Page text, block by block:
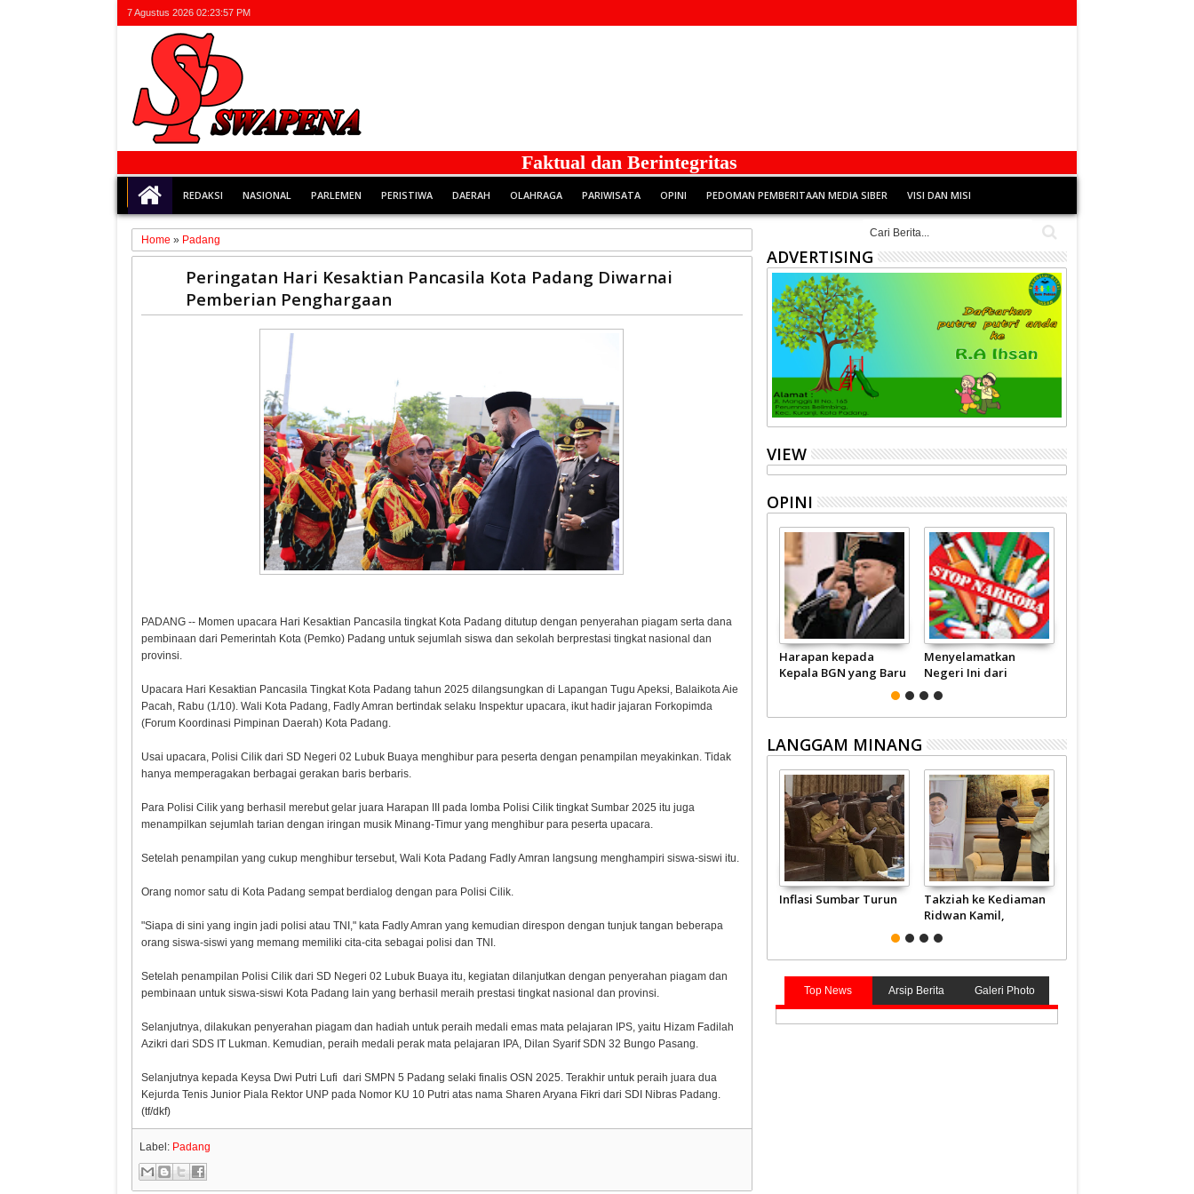
7 Agustus 2026 02:23:58 PM
Faktual dan Berintegritas
REDAKSI NASIONAL PARLEMEN PERISTIWA DAERAH OLAHRAGA PARIWISATA OPINI PEDOMAN PEMBERITAAN MEDIA SIBER VISI DAN MISI
Home » Padang
Peringatan Hari Kesaktian Pancasila Kota Padang Diwarnai
Pemberian Penghargaan
PADANG -- Momen upacara Hari Kesaktian Pancasila tingkat Kota Padang ditutup dengan penyerahan piagam serta dana
pembinaan dari Pemerintah Kota (Pemko) Padang untuk sejumlah siswa dan sekolah berprestasi tingkat nasional dan
provinsi.
Upacara Hari Kesaktian Pancasila Tingkat Kota Padang tahun 2025 dilangsungkan di Lapangan Tugu Apeksi, Balaikota Aie
Pacah, Rabu (1/10). Wali Kota Padang, Fadly Amran bertindak selaku Inspektur upacara, ikut hadir jajaran Forkopimda
(Forum Koordinasi Pimpinan Daerah) Kota Padang.
Usai upacara, Polisi Cilik dari SD Negeri 02 Lubuk Buaya menghibur para peserta dengan penampilan meyakinkan. Tidak
hanya memperagakan berbagai gerakan baris berbaris.
Para Polisi Cilik yang berhasil merebut gelar juara Harapan III pada lomba Polisi Cilik tingkat Sumbar 2025 itu juga
menampilkan sejumlah tarian dengan iringan musik Minang-Timur yang menghibur para peserta upacara.
Setelah penampilan yang cukup menghibur tersebut, Wali Kota Padang Fadly Amran langsung menghampiri siswa-siswi itu.
Orang nomor satu di Kota Padang sempat berdialog dengan para Polisi Cilik.
"Siapa di sini yang ingin jadi polisi atau TNI," kata Fadly Amran yang kemudian direspon dengan tunjuk tangan beberapa
orang siswa-siswi yang memang memiliki cita-cita sebagai polisi dan TNI.
Setelah penampilan Polisi Cilik dari SD Negeri 02 Lubuk Buaya itu, kegiatan dilanjutkan dengan penyerahan piagam dan
pembinaan untuk siswa-siswi Kota Padang lain yang berhasil meraih prestasi tingkat nasional dan provinsi.
Selanjutnya, dilakukan penyerahan piagam dan hadiah untuk peraih medali emas mata pelajaran IPS, yaitu Hizam Fadilah
Azikri dari SDS IT Lukman. Kemudian, peraih medali perak mata pelajaran IPA, Dilan Syarif SDN 32 Bungo Pasang.
Selanjutnya kepada Keysa Dwi Putri Lufi dari SMPN 5 Padang selaki finalis OSN 2025. Terakhir untuk peraih juara dua
Kejurda Tenis Junior Piala Rektor UNP pada Nomor KU 10 Putri atas nama Sharen Aryana Fikri dari SDI Nibras Padang.
(tf/dkf)
Label: Padang
ADVERTISING
VIEW
OPINI
Harapan kepada
Kepala BGN yang Baru
Menyelamatkan
Negeri Ini dari
Narkoba
LANGGAM MINANG
Inflasi Sumbar Turun
Takziah ke Kediaman
Ridwan Kamil,
Gubernur Mahyeldi
Doakan Eril Syahid
Top News Arsip Berita Galeri Photo